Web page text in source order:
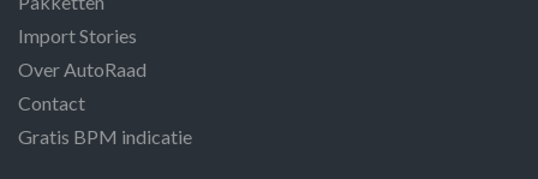
Import Stories
Over AutoRaad
Contact
Gratis BPM indicatie